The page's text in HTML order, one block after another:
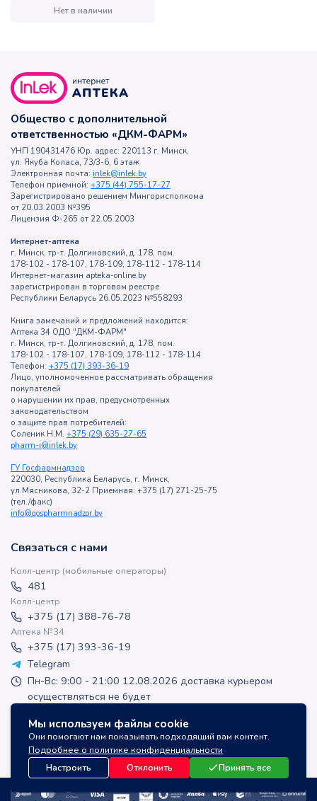
Нет в наличии
Мы используем файлы cookie
Они помогают нам показывать подходящий вам контент.
Подробнее о политике конфиденциальности
Настроить
Отклонить Принять все
Общество с дополнительной
ответственностью «ДКМ-ФАРМ»
УНП 190431476 Юр. адрес: 220113 г. Минск,
ул. Якуба Коласа, 73/3-6, 6 этаж
Электронная почта: inlek@inlek.by
Телефон приемной: +375 (44) 755-17-27
Зарегистрировано решением Мингорисполкома
от 20.03.2003 №395
Лицензия Ф-265 от 22.05.2003
Интернет-аптека
г. Минск, тр-т. Долгиновский, д. 178, пом.
178-102 - 178-107, 178-109, 178-112 - 178-114
Интернет-магазин apteka-online.by
зарегистрирован в торговом реестре
Республики Беларусь 26.05.2023 №558293
Книга замечаний и предложений находится:
Аптека 34 ОДО "ДКМ-ФАРМ"
г. Минск, тр-т. Долгиновский, д. 178, пом.
178-102 - 178-107, 178-109, 178-112 - 178-114
Телефон: +375 (17) 393-36-19
Лицо, уполномоченное рассматривать обращения
покупателей
о нарушении их прав, предусмотренных
законодательством
о защите прав потребителей:
Соленик Н.М. +375 (29) 635-27-65
pharm-i@inlek.by
ГУ Госфармнадзор
220030, Республика Беларусь, г. Минск,
ул.Мясникова, 32-2 Приемная: +375 (17) 271-25-75
(тел./факс)
info@gospharmnadzor.by
Связаться с нами
Колл-центр (мобильные операторы)
481
Колл-центр
+375 (17) 388-76-78
Аптека №34
+375 (17) 393-36-19
Telegram
Пн-Вс: 9:00 - 21:00 12.08.2026 доставка курьером
осуществляться не будет
inlek_apteka
inlek_apteka